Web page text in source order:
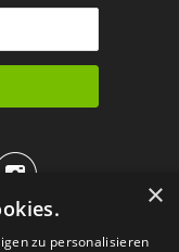
×
zu personalisieren